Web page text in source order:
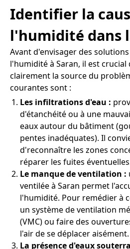
Identifier la
l'humidité dans
Avant d'envisager des
l'humidité à Saran, il est
clairement la source du
courantes sont :
Les infiltrations d'eau :
d'étanchéité ou à une
eaux autour du bâtiment
pentes inadéquates). Il
d'reconnaître les zones
réparer les fuites
Le manque de ventilation :
ventilée à Saran permet
l'humidité. Pour remédier à
un système de ventilation
(VMC) ou faire des
l'air de se déplacer aisément.
La présence d'eaux